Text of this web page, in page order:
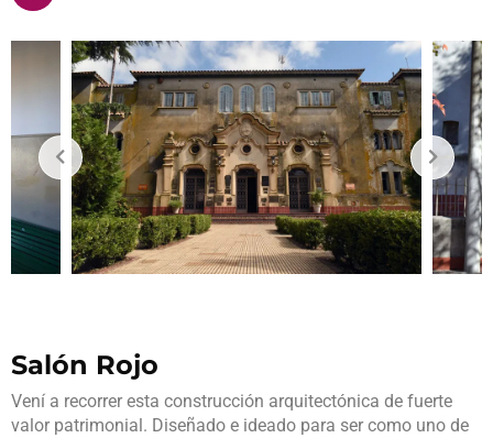
Salón Rojo
Vení a recorrer esta construcción arquitectónica de fuerte
valor patrimonial. Diseñado e ideado para ser como uno de